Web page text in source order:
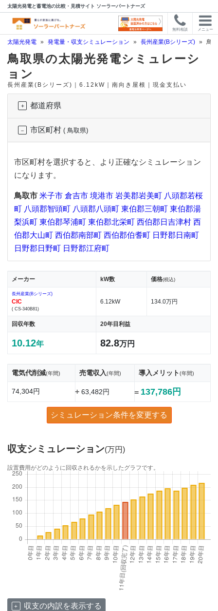
太陽光発電と蓄電池の比較・見積サイト ソーラーパートナーズ
無料相談 メニュー
太陽光発電 » 発電量・収支シミュレーション » 長州産業(Bシリーズ) » 鳥
鳥取県の太陽光発電シミュレーシ
ョン
長州産業(Bシリーズ)｜6.12kW｜南向き屋根｜現金支払い
都道府県
市区町村 ( 鳥取県)
市区町村を選択すると、より正確なシミュレーション
になります。
鳥取市 米子市 倉吉市 境港市 岩美郡岩美町 八頭郡若桜
町 八頭郡智頭町 八頭郡八頭町 東伯郡三朝町 東伯郡湯
梨浜町 東伯郡琴浦町 東伯郡北栄町 西伯郡日吉津村 西
伯郡大山町 西伯郡南部町 西伯郡伯耆町 日野郡日南町
日野郡日野町 日野郡江府町
メーカー kW数 価格(税込)
長州産業(Bシリーズ)
CIC
( CS-340B81)
6.12kW 134.0万円
回収年数 20年目利益
10.12年 82.8万円
電気代削減(年間) 売電収入(年間) 導入メリット(年間)
74,304円 +63,482円 = 137,786円
シミュレーション条件を変更する
収支シミュレーション(万円)
設置費用がどのように回収されるかを示したグラフです。
収支の内訳を表示する